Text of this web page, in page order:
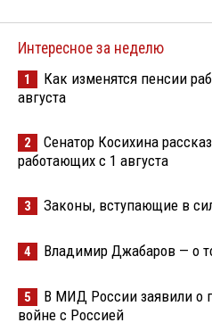
Интересное за неделю
1
Как изменятся пенсии
августа
2
Сенатор Косихина
работающих с 1 августа
3 Законы, вступающие в
4 Владимир Джабаров — о
5
В МИД России заявили о
войне с Россией